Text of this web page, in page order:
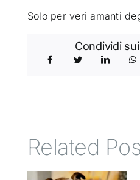
Solo per veri amanti
Condividi
Related